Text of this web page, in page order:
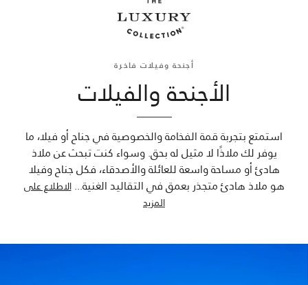
أجنحة وفيلات فاخرة
الأجنحة والفيلات
استمتع بتجربة قمة الفخامة والخصوصية في جناح أو فيلا، ما
يوفر لك ملاذًا لا مثيل له بحق. وسواء كنت تبحث عن ملاذ
هادئ أو مساحة واسعة للعائلة والأصدقاء، فكل جناح وفيلا
هو ملاذ هادئ متجذر بعمق في التقاليد الغنية... الاطلاع على
المزيد